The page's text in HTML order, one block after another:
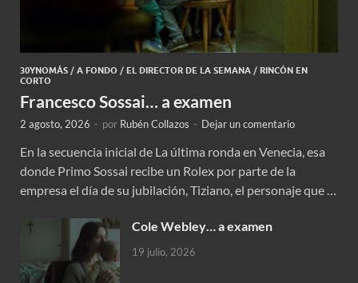
30YNOMÁS / A FONDO / EL DIRECTOR DE LA SEMANA / RINCÓN EN
CORTO
Francesco Sossai… a examen
2 agosto, 2026 - por Rubén Collazos - Dejar un comentario
En la secuencia inicial de La última ronda en Venecia, esa
donde Primo Sossai recibe un Rolex por parte de la
empresa el día de su jubilación, Tiziano, el personaje que …
Cole Webley… a examen
19 julio, 2026